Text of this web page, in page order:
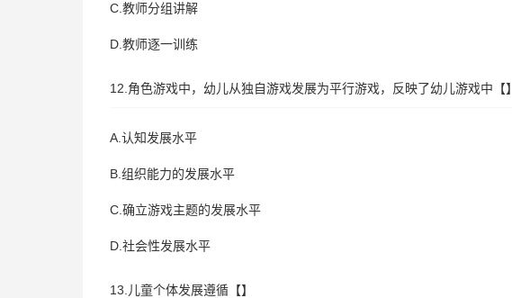
C.教师分组讲解
D.教师逐一训练
12.角色游戏中，幼儿从独自游戏发展为平行游戏，反映了幼儿游戏中【】
A.认知发展水平
B.组织能力的发展水平
C.确立游戏主题的发展水平
D.社会性发展水平
13.儿童个体发展遵循【】